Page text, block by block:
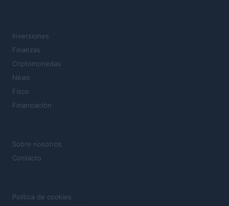
Inversiones
Finanzas
Criptomonedas
News
Fisco
Financiación
Sobre nosotros
Contacto
Política de cookies